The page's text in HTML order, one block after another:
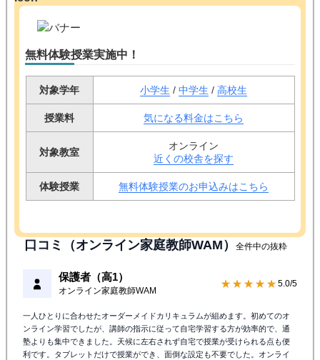
無料体験授業実施中！
対象学年 小学生 / 中学生 / 高校生
授業料 気になる料金はこちら
対象教室
オンライン
近くの校舎を探す
体験授業 無料体験授業のお申込みはこちら
口コミ（オンライン家庭教師WAM） 全件中の抜粋
保護者（高1）
オンライン家庭教師WAM
★★★★★ 5.0/5
一人ひとりに合わせたオーダーメイドカリキュラムが組めます。初めてのオ
ンライン学習でしたが、講師の指示に従って自宅学習する方が効率的で、通
塾よりも集中できました。天候に左右されず自宅で授業が受けられる点も便
利です。タブレットだけで授業ができ、面倒な設定も不要でした。オンライ